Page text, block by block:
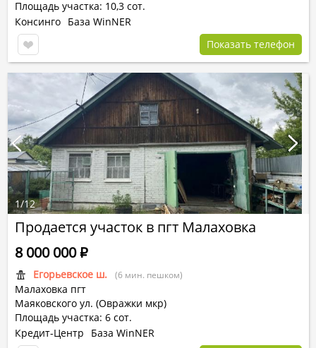
Площадь участка: 10,3 сот.
Консинго База WinNER
Показать телефон
Продается участок в пгт Малаховка
Егорьевское ш. (6 мин. пешком)
Малаховка пгт
Маяковского ул. (Овражки мкр)
Площадь участка: 6 сот.
8 000 000Р
Кредит-Центр
База WinNER
1/12